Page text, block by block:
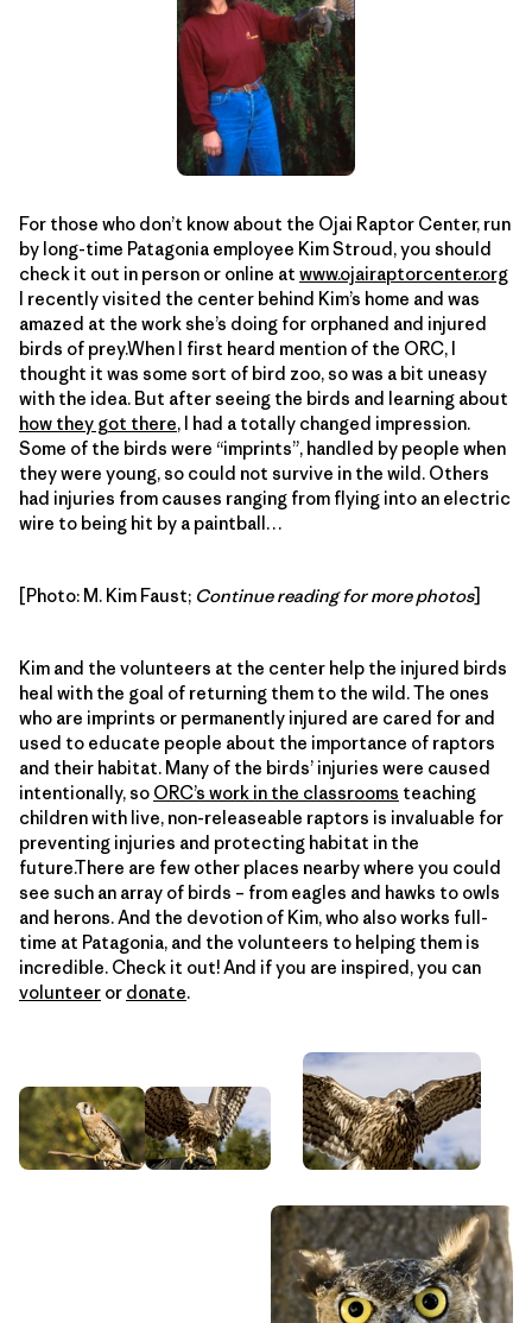
For those who don’t know about the Ojai Raptor Center, run
by long-time Patagonia employee Kim Stroud, you should
check it out in person or online at www.ojairaptorcenter.org
I recently visited the center behind Kim’s home and was
amazed at the work she’s doing for orphaned and injured
birds of prey.When I first heard mention of the ORC, I
thought it was some sort of bird zoo, so was a bit uneasy
with the idea. But after seeing the birds and learning about
how they got there, I had a totally changed impression.
Some of the birds were “imprints”, handled by people when
they were young, so could not survive in the wild. Others
had injuries from causes ranging from flying into an electric
wire to being hit by a paintball…
[Photo: M. Kim Faust; Continue reading for more photos]
Kim and the volunteers at the center help the injured birds
heal with the goal of returning them to the wild. The ones
who are imprints or permanently injured are cared for and
used to educate people about the importance of raptors
and their habitat. Many of the birds’ injuries were caused
intentionally, so ORC’s work in the classrooms teaching
children with live, non-releaseable raptors is invaluable for
preventing injuries and protecting habitat in the
future.There are few other places nearby where you could
see such an array of birds – from eagles and hawks to owls
and herons. And the devotion of Kim, who also works full-
time at Patagonia, and the volunteers to helping them is
incredible. Check it out! And if you are inspired, you can
volunteer or donate.